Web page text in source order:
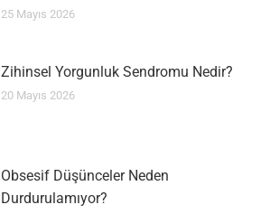
25 Mayıs 2026
Zihinsel Yorgunluk Sendromu Nedir?
20 Mayıs 2026
Obsesif Düşünceler Neden
Durdurulamıyor?